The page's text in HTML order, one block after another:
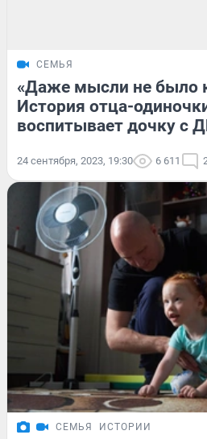
СЕМЬЯ
«Даже мысли не было
История отца-
воспитывает дочку с
24 сентября, 2023, 19:30 6 611
СЕМЬЯ ИСТОРИИ